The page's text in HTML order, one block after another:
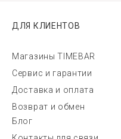
ДЛЯ КЛИЕНТОВ
Магазины TIMEBAR
Сервис и гарантии
Доставка и оплата
Возврат и обмен
Блог